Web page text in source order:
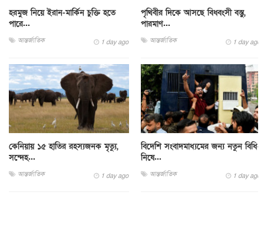
হরমুজ নিয়ে ইরান-মার্কিন চুক্তি হতে
পারে...
আন্তর্জাতিক 1 day ago
পৃথিবীর দিকে আসছে বিধ্বংসী বস্তু,
পারমাণ...
আন্তর্জাতিক 1 day ago
কেনিয়ায় ১৫ হাতির রহস্যজনক মৃত্যু,
সন্দেহ...
আন্তর্জাতিক 1 day ago
বিদেশি সংবাদমাধ্যমের জন্য নতুন বিধি-
নিষে...
আন্তর্জাতিক 1 day ago